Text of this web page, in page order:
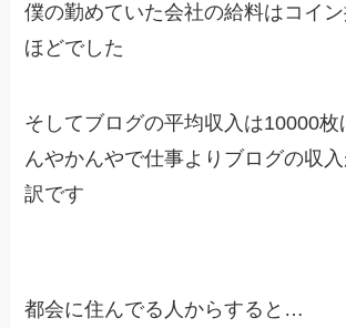
僕の勤めていた会社の給料はコイ
ほどでした
そしてブログの平均収入は10000枚
んやかんやで仕事よりブログの収
訳です
都会に住んでる人からすると…